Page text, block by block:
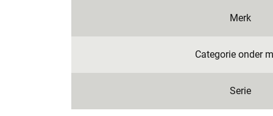
Merk
Categorie onder
Serie